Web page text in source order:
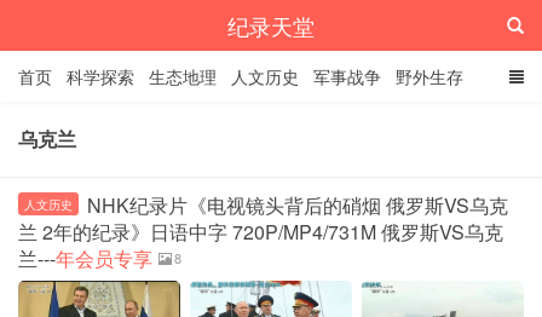
纪录天堂
首页 科学探索 生态地理 人文历史 军事战争 野外生存
经典纪录
乌克兰
人文历史
NHK纪录片《电视镜头背后的硝烟 俄罗斯VS乌克
兰 2年的纪录》日语中字 720P/MP4/731M 俄罗斯VS乌克
兰---年会员专享 8